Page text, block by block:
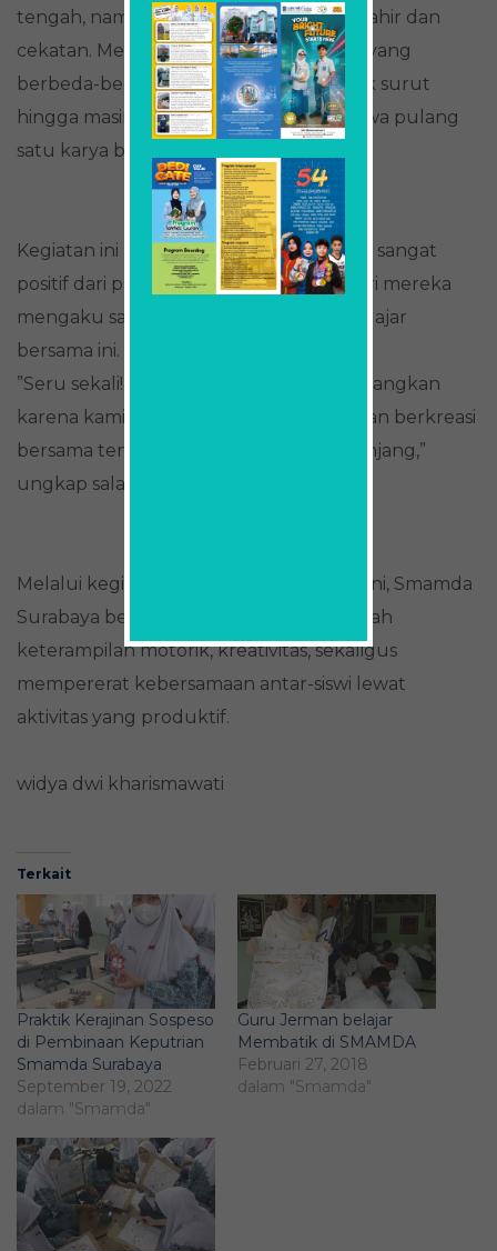
tengah, namun ada pula yang sudah mahir dan
cekatan. Meski menghadapi tantangan yang
berbeda-beda, antusiasme mereka tidak surut
hingga masing-masing berhasil membawa pulang
satu karya bros hasil kreativitas sendiri.
Kegiatan ini mendapatkan respons yang sangat
positif dari para peserta. Kebanyakan dari mereka
mengaku sangat menikmati momen belajar
bersama ini.
​”Seru sekali! Kegiatan ini sangat menyenangkan
karena kami bisa langsung berpraktik dan berkreasi
bersama teman-teman setelah libur panjang,”
ungkap salah satu siswi dengan ceria.
Melalui kegiatan pembinaan keputrian ini, Smamda
Surabaya berharap dapat terus mengasah
keterampilan motorik, kreativitas, sekaligus
mempererat kebersamaan antar-siswi lewat
aktivitas yang produktif.
widya dwi kharismawati
Terkait
Praktik Kerajinan Sospeso
di Pembinaan Keputrian
Smamda Surabaya
September 19, 2022
dalam "Smamda"
Guru Jerman belajar
Membatik di SMAMDA
Februari 27, 2018
dalam "Smamda"